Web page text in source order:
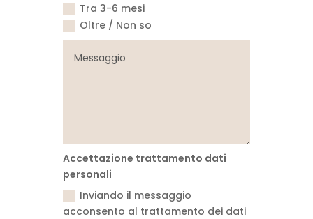
Tra 3-6 mesi
Oltre / Non so
Accettazione trattamento dati
personali
Inviando il messaggio
acconsento al trattamento dei dati